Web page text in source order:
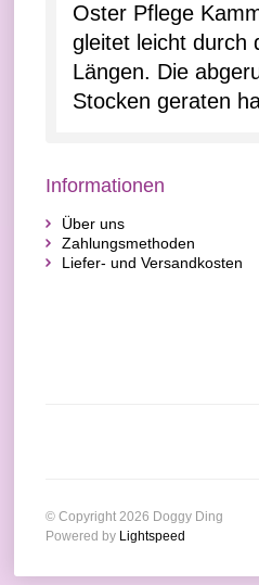
Oster Pflege
gleitet leicht durch
Längen. Die
Stocken geraten
Informationen
Über uns
Zahlungsmethoden
Liefer- und Versandkosten
© Copyright 2026 Doggy Ding
Powered by Lightspeed